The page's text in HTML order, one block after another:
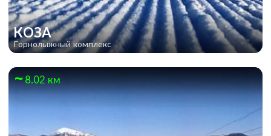
КОЗА
Горнолыжный комплекс
8.02 км